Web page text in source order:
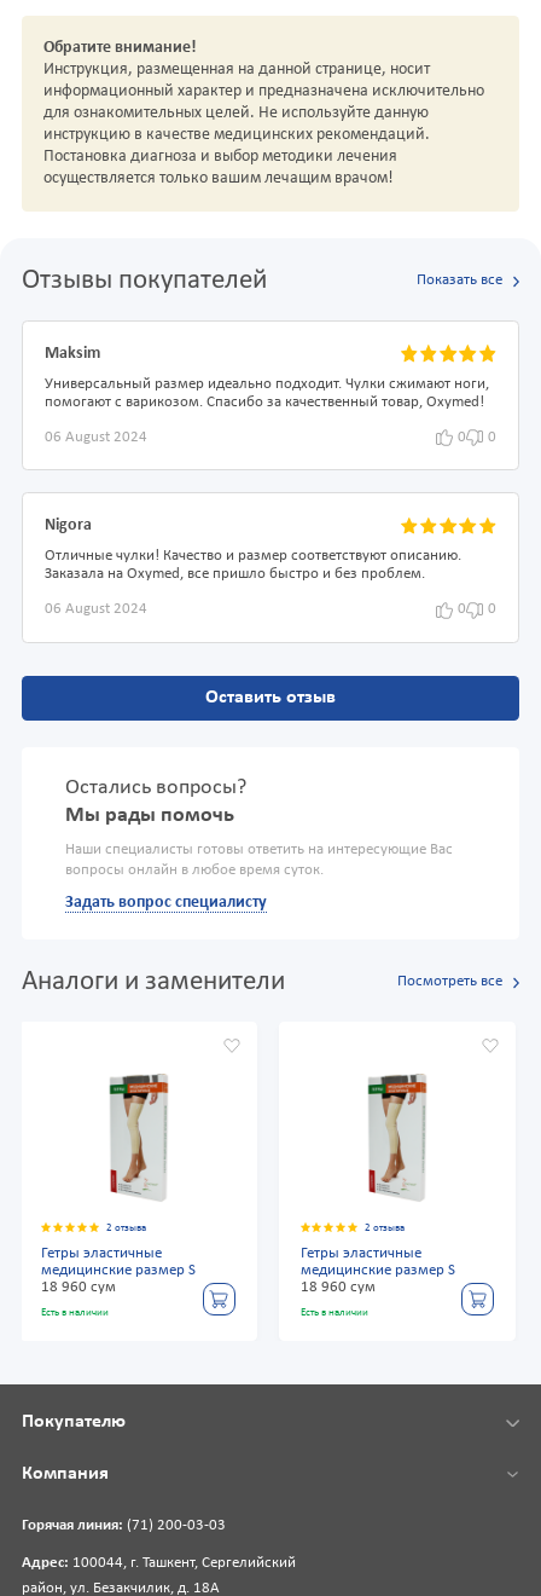
Обратите внимание!
Инструкция, размещенная на данной странице, носит
информационный характер и предназначена исключительно
для ознакомительных целей. Не используйте данную
инструкцию в качестве медицинских рекомендаций.
Постановка диагноза и выбор методики лечения
осуществляется только вашим лечащим врачом!
Отзывы покупателей Показать все
Maksim
Универсальный размер идеально подходит. Чулки сжимают ноги,
помогают с варикозом. Спасибо за качественный товар, Oxymed!
06 August 2024 0 0
Nigora
Отличные чулки! Качество и размер соответствуют описанию.
Заказала на Oxymed, все пришло быстро и без проблем.
06 August 2024 0 0
Оставить отзыв
Остались вопросы?
Мы рады помочь
Наши специалисты готовы ответить на интересующие Вас
вопросы онлайн в любое время суток.
Задать вопрос специалисту
Аналоги и заменители Посмотреть все
2 отзыва
Гетры эластичные
медицинские размер S
18 960 сум
Есть в наличии
2 отзыва
Гетры эластичные
медицинские размер S
18 960 сум
Есть в наличии
Горячая линия: (71) 200-03-03
Адрес: 100044, г. Ташкент, Сергелийский
район, ул. Безакчилик, д. 18А
Покупателю
Компания